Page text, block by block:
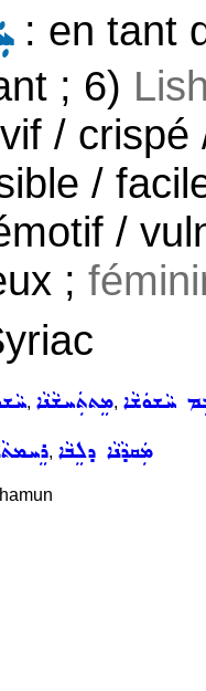
: en tant
; 6)
/
/
/
;
, ܡܸܬܬܲܚܫܵܢܵܐ, ܚܵܫܘܿܫܵܐ
, ܡܲܩܕܵܢܵܐ ܕܠܸܒܵܐ